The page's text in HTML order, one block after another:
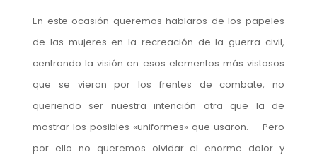
En este ocasión queremos hablaros de los papeles
de las mujeres en la recreación de la guerra civil,
centrando la visión en esos elementos más vistosos
que se vieron por los frentes de combate, no
queriendo ser nuestra intención otra que la de
mostrar los posibles «uniformes» que usaron. Pero
por ello no queremos olvidar el enorme dolor y